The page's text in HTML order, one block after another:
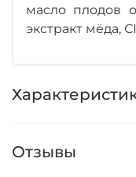
масло плодов
экстракт мёда,
Отзывы